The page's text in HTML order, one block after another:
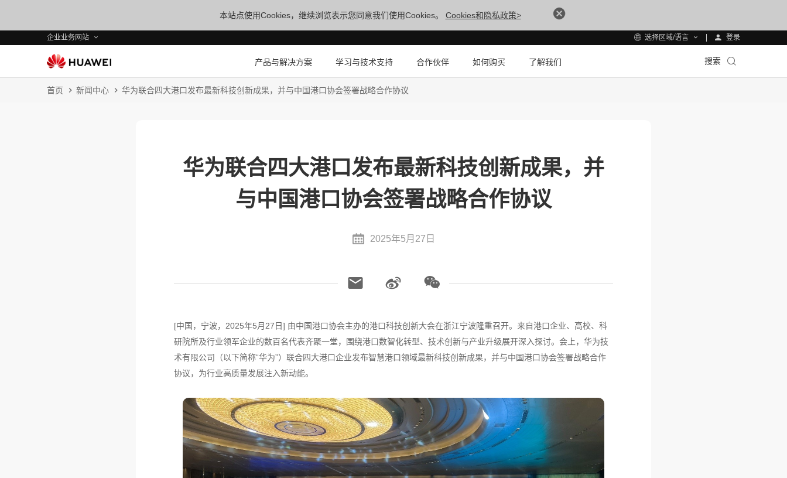
本站点使用Cookies，继续浏览表示您同意我们使用Cookies。 Cookies和隐私政策>
企业业务网站 选择区域/语言 登录
产品与解决方案 学习与技术支持 合作伙伴 如何购买 了解我们 搜索
首页 新闻中心 华为联合四大港口发布最新科技创新成果，并与中国港口协会签署战略合作协议
华为联合四大港口发布最新科技创新成果，并
与中国港口协会签署战略合作协议
2025年5月27日
[中国，宁波，2025年5月27日] 由中国港口协会主办的港口科技创新大会在浙江宁波隆重召开。来自港口企业、高校、科
研院所及行业领军企业的数百名代表齐聚一堂，围绕港口数智化转型、技术创新与产业升级展开深入探讨。会上，华为技
术有限公司（以下简称“华为”）联合四大港口企业发布智慧港口领域最新科技创新成果，并与中国港口协会签署战略合作
协议，为行业高质量发展注入新动能。